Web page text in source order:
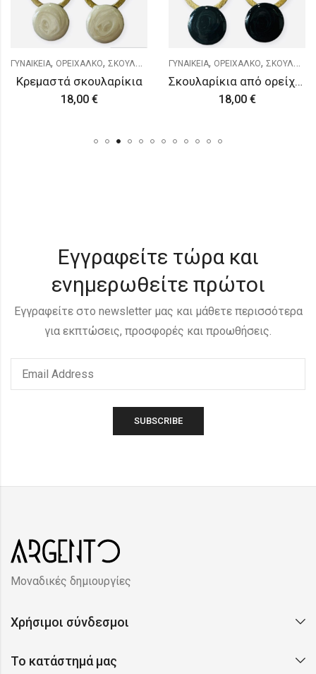
ΓΥΝΑΙΚΕΙΑ,ΟΡΕΙΧΑΛΚΟ,ΣΚΟΥΛΑΡΙΚΙΑ
Κρεμαστά σκουλαρίκια
18,00€
ΓΥΝΑΙΚΕΙΑ,ΟΡΕΙΧΑΛΚΟ,ΣΚΟΥΛΑΡΙΚΙΑ
Σκουλαρίκια από ορείχαλκο
18,00€
Εγγραφείτε τώρα και
ενημερωθείτε πρώτοι
Εγγραφείτε στο newsletter μας και μάθετε περισσότερα
για εκπτώσεις, προσφορές και προωθήσεις.
Μοναδικές δημιουργίες
Χρήσιμοι σύνδεσμοι
Το κατάστημά μας